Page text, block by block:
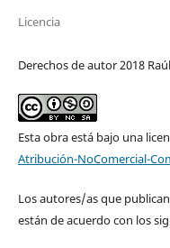
Licencia
Derechos de autor 2018
Esta obra está bajo una
Atribución-NoComercial-
Los autores/as que
están de acuerdo con los